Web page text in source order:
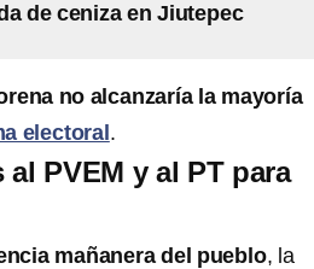
de ceniza en Jiutepec
no alcanzaría la mayoría
electoral .
PVEM y al PT para
mañanera del pueblo, la